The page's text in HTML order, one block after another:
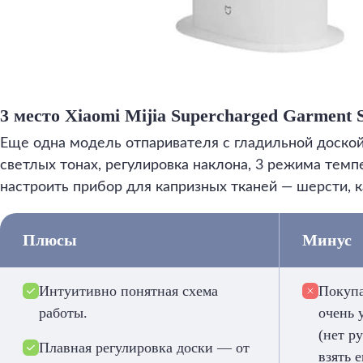
3 место Xiaomi Mijia Supercharged Garment
Еще одна модель отпаривателя с гладильной
светлых тонах, регулировка наклона, 3 режима
настроить прибор для капризных тканей — шерсти,
Плюсы
Интуитивно понятная схема
работы.
Плавная регулировка доски — от
Минус
очень
(нет
взять